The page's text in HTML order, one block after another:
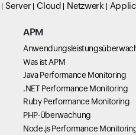
Server Cloud Netzwerk
APM
Was ist APM
Java Performance Monitoring
.NET Performance Monitoring
Ruby Performance Monitoring
PHP-Überwachung
Node.js Performance